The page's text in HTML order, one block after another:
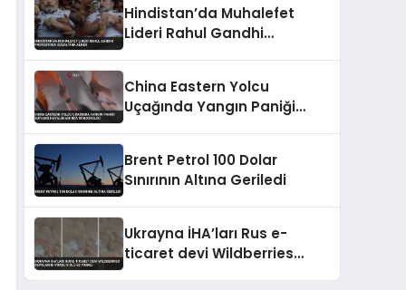
Hindistan’da Muhalefet
Lideri Rahul Gandhi
China Eastern Yolcu
Uçağında Yangın Paniği
Brent Petrol 100 Dolar
Sınırının Altına Geriledi
Ukrayna İHA’ları Rus e-
ticaret devi Wildberries